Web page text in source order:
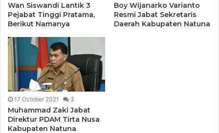
Wan Siswandi Lantik 3
Pejabat Tinggi Pratama,
Berikut Namanya
Boy Wijanarko Varianto
Resmi Jabat Sekretaris
Daerah Kabupaten Natuna
17 October 2021 3
Muhammad Zaki Jabat
Direktur PDAM Tirta Nusa
Kabupaten Natuna